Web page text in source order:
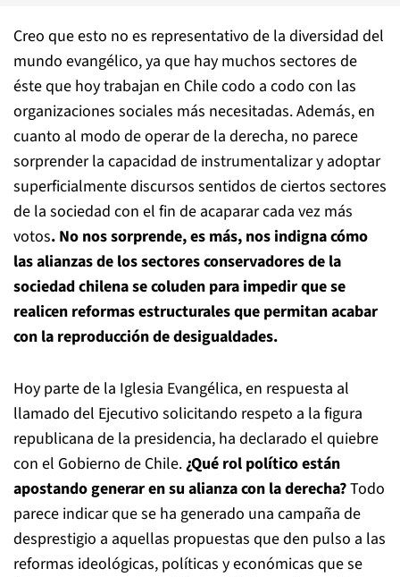
Creo que esto no es representativo de la diversidad del
mundo evangélico, ya que hay muchos sectores de
éste que hoy trabajan en Chile codo a codo con las
organizaciones sociales más necesitadas. Además, en
cuanto al modo de operar de la derecha, no parece
sorprender la capacidad de instrumentalizar y adoptar
superficialmente discursos sentidos de ciertos sectores
de la sociedad con el fin de acaparar cada vez más
votos. No nos sorprende, es más, nos indigna cómo
las alianzas de los sectores conservadores de la
sociedad chilena se coluden para impedir que se
realicen reformas estructurales que permitan acabar
con la reproducción de desigualdades.
Hoy parte de la Iglesia Evangélica, en respuesta al
llamado del Ejecutivo solicitando respeto a la figura
republicana de la presidencia, ha declarado el quiebre
con el Gobierno de Chile.¿Qué rol político están
apostando generar en su alianza con la derecha?Todo
parece indicar que se ha generado una campaña de
desprestigio a aquellas propuestas que den pulso a las
reformas ideológicas, políticas y económicas que se